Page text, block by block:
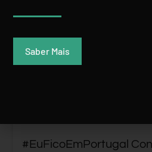
#EuFicoEmPortugal
Saber Mais